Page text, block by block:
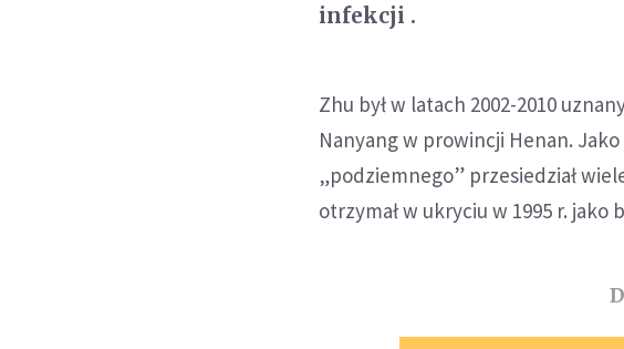
infekcji .
Zhu był w latach 2002-2010
Nanyang w prowincji Henan.
„podziemnego” przesiedział
otrzymał w ukryciu w 1995 r.